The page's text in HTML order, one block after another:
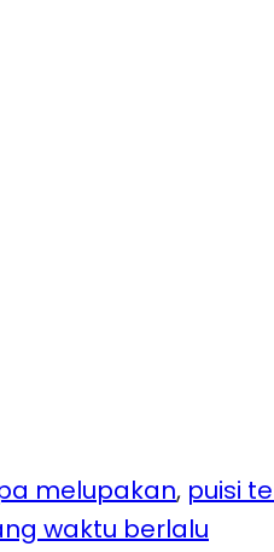
melupakan, puisi
waktu berlalu